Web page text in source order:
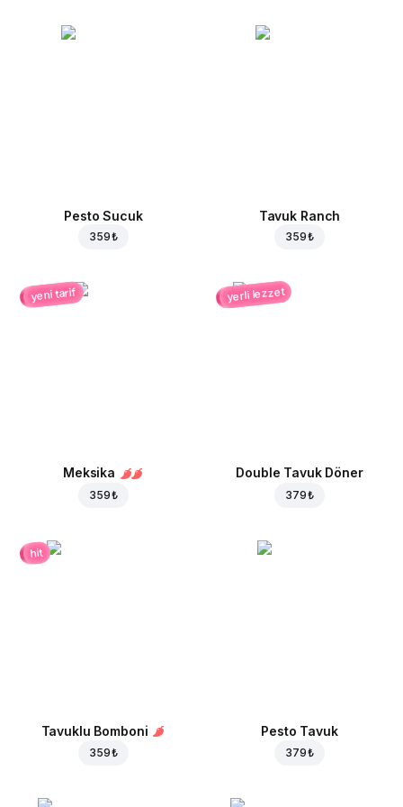
Pesto Sucuk
359 ₺
Tavuk Ranch
359 ₺
yeni tarif
Meksika
359 ₺
yerli lezzet
Double Tavuk Döner
379 ₺
hit
Tavuklu Bomboni
359 ₺
Pesto Tavuk
379 ₺